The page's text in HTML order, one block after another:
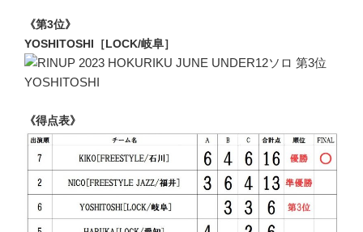
《第3位》
YOSHITOSHI［LOCK/岐阜］
《得点表》